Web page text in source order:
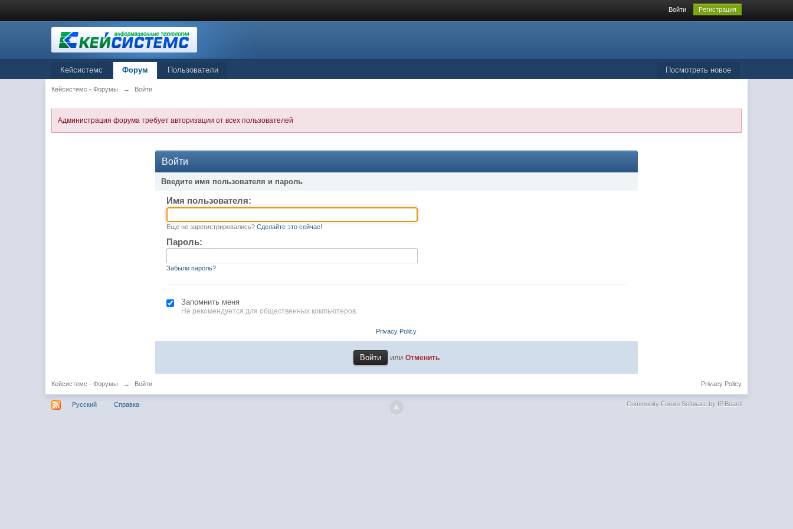
Войти Регистрация
Посмотреть новое
Кейсистемс Форум Пользователи
Кейсистемс - Форумы → Войти
Администрация форума требует авторизации от всех пользователей
Войти
Введите имя пользователя и пароль
Имя пользователя:
Еще не зарегистрировались? Сделайте это сейчас!
Пароль:
Забыли пароль?
Запомнить меня
Не рекомендуется для общественных компьютеров.
Privacy Policy
или Отменить
Кейсистемс - Форумы → Войти Privacy Policy
Русский Справка Community Forum Software by IP.Board